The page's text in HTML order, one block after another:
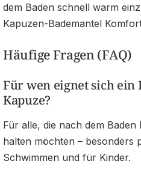
dem Baden schnell warm
Kapuzen-Bademantel
Häufige Fragen (FAQ)
Für wen eignet sich ein
Kapuze?
Für alle, die nach dem
halten möchten – besonders
Schwimmen und für Kinder.